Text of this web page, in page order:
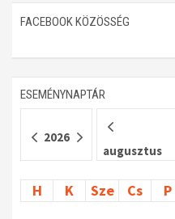
FACEBOOK KÖZÖSSÉG
ESEMÉNYNAPTÁR
2026
augusztus
H K Sze Cs P